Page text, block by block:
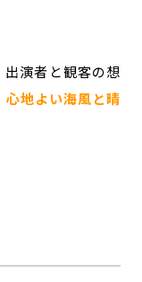
演者と観客の想
心地よい海風と晴